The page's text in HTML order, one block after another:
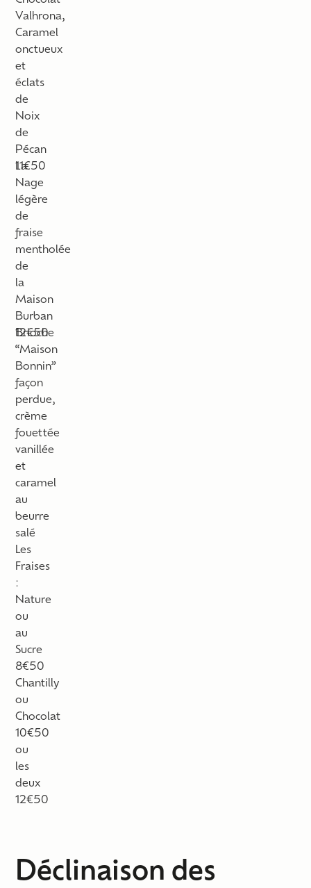
Valhrona,
Caramel
onctueux
et
éclats
de
Noix
de
Pécan
La
Nage
légère
de
fraise
mentholée
de
la
Maison
Burban
11€50
Brioche
“Maison
Bonnin”
façon
perdue,
crème
fouettée
vanillée
et
caramel
au
beurre
salé
12€50
Les
Fraises
:
Nature
ou
au
Sucre
8€50
Chantilly
ou
Chocolat
10€50
ou
les
deux
12€50
Déclinaison des